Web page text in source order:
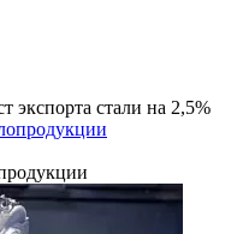
экспорта стали на 2,5%